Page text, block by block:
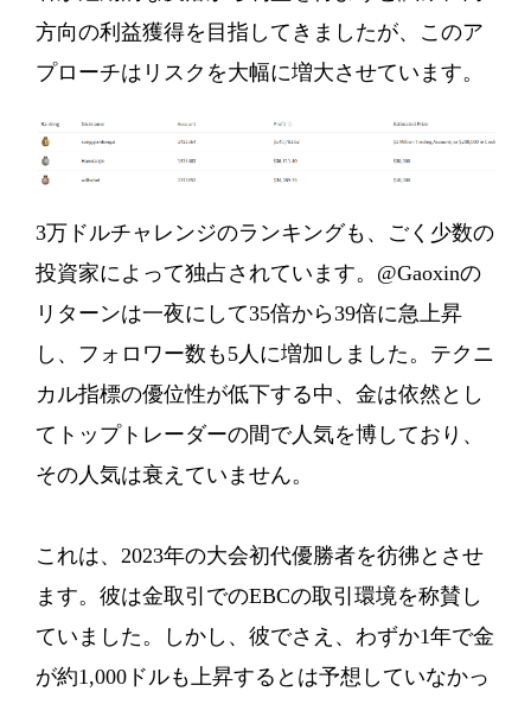
方向の利益獲得を目指してきましたが、このア
プローチはリスクを大幅に増大させています。
3万ドルチャレンジのランキングも、ごく少数の
投資家によって独占されています。@Gaoxinの
リターンは一夜にして35倍から39倍に急上昇
し、フォロワー数も5人に増加しました。テクニ
カル指標の優位性が低下する中、金は依然とし
てトップトレーダーの間で人気を博しており、
その人気は衰えていません。
これは、2023年の大会初代優勝者を彷彿とさせ
ます。彼は金取引でのEBCの取引環境を称賛し
ていました。しかし、彼でさえ、わずか1年で金
が約1,000ドルも上昇するとは予想していなかっ